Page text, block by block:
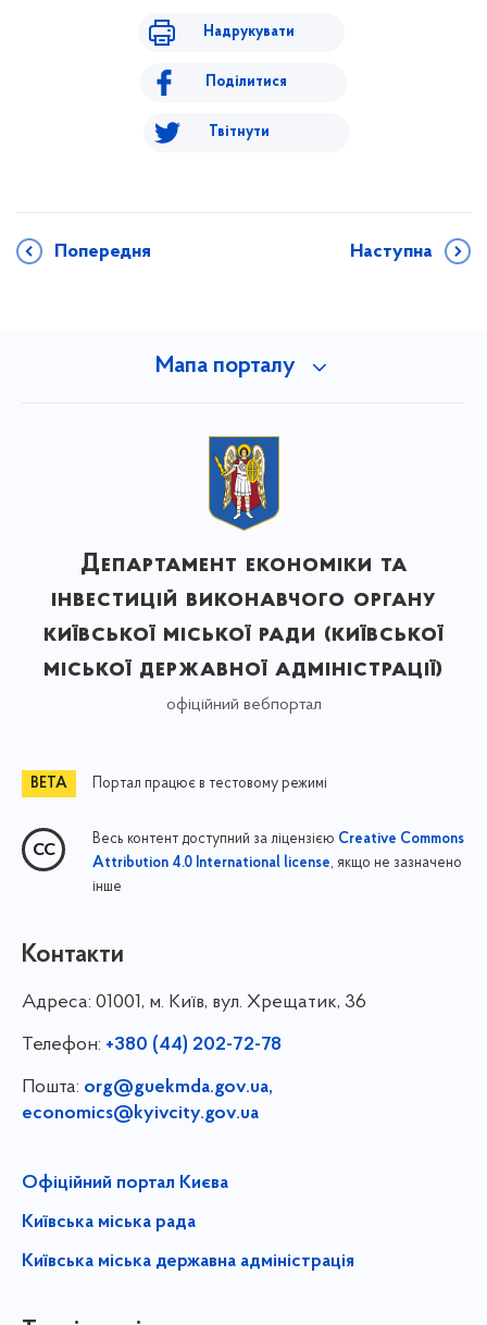
Надрукувати
Поділитися
Твітнути
Попередня Наступна
Мапа порталу
Департамент економіки та
інвестицій виконавчого органу
київської міської ради (київської
міської державної адміністрації)
офіційний вебпортал
Портал працює в тестовому режимі
Весь контент доступний за ліцензією Creative Commons
Attribution 4.0 International license, якщо не зазначено
інше
Контакти
Адреса: 01001, м. Київ, вул. Хрещатик, 36
Телефон: +380 (44) 202-72-78
Пошта: org@guekmda.gov.ua,
economics@kyivcity.gov.ua
Офіційний портал Києва
Київська міська рада
Київська міська державна адміністрація